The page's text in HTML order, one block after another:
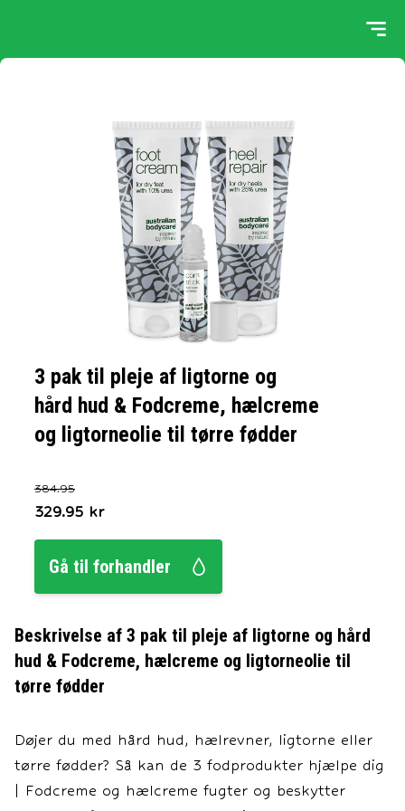
3 pak til pleje af ligtorne og
hård hud & Fodcreme, hælcreme
og ligtorneolie til tørre fødder
384.95
329.95 kr
Gå til forhandler
Beskrivelse af 3 pak til pleje af ligtorne og hård
hud & Fodcreme, hælcreme og ligtorneolie til
tørre fødder
Døjer du med hård hud, hælrevner, ligtorne eller
tørre fødder? Så kan de 3 fodprodukter hjælpe dig
| Fodcreme og hælcreme fugter og beskytter